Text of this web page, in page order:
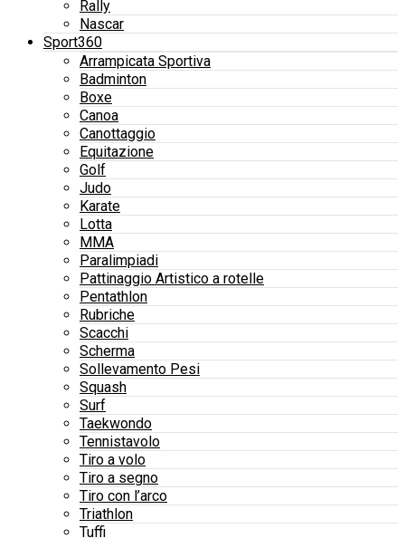
Rally
Nascar
Sport360
Arrampicata Sportiva
Badminton
Boxe
Canoa
Canottaggio
Equitazione
Golf
Judo
Karate
Lotta
MMA
Paralimpiadi
Pattinaggio Artistico a rotelle
Pentathlon
Rubriche
Scacchi
Scherma
Sollevamento Pesi
Squash
Surf
Taekwondo
Tennistavolo
Tiro a volo
Tiro a segno
Tiro con l’arco
Triathlon
Tuffi